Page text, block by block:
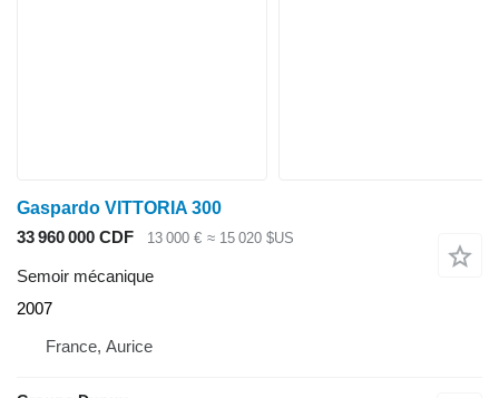
Gaspardo VITTORIA 300
33 960 000 CDF
13 000 € ≈ 15 020 $US
Semoir mécanique
2007
France, Aurice